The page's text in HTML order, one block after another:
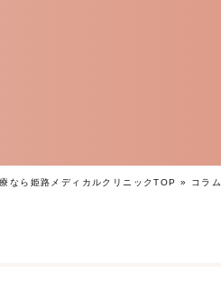
なら姫路メディカルクリニックTOP » コラム